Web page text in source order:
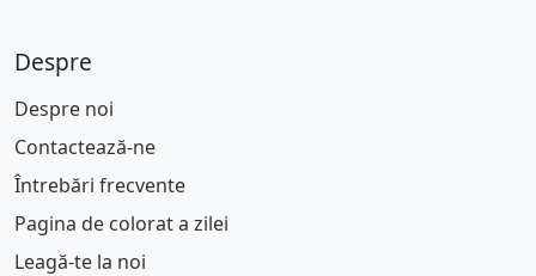
Despre
Despre noi
Contactează-ne
Întrebări frecvente
Pagina de colorat a zilei
Leagă-te la noi